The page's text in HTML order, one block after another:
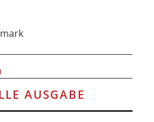
AUSGABE